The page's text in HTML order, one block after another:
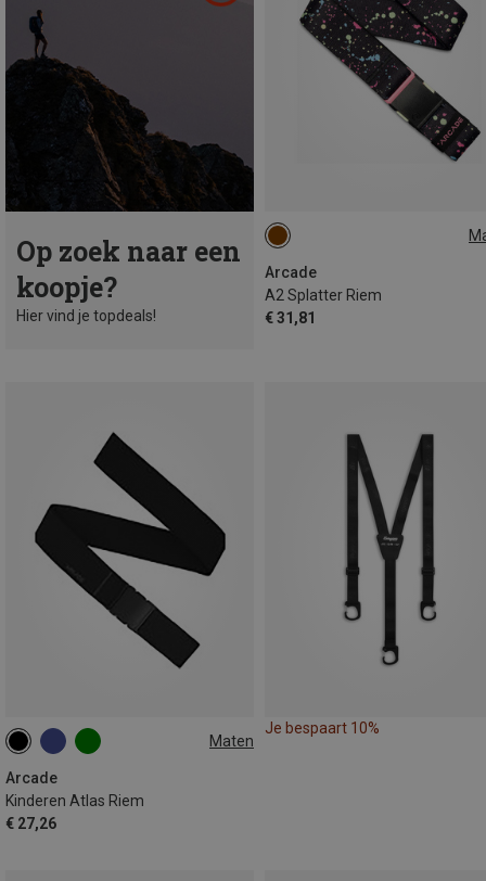
Op zoek naar een
koopje?
Hier vind je topdeals!
Arcade
A2 Splatter Riem
€ 31,81
ONE SIZE
Maten
Arcade
Kinderen Atlas Riem
€ 27,26
ONE SIZE
Je bespaart 10%